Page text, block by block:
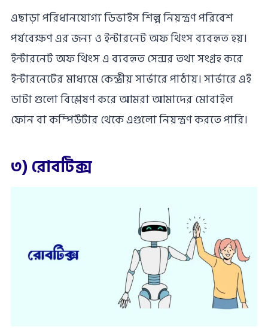
এছাড়া পরিধানযোগ্য ডিভাইস শিল্প নিয়ন্ত্রণ পরিবেশ
পর্যবেক্ষণ এর জন্য ও ইন্টারনেট অফ থিংস ব্যবহৃত হয়।
ইন্টারনেট অফ থিংস এ ব্যবহৃত সেন্সর তথ্য সংগ্রহ করে
ইন্টারনেটের মাধ্যমে কেন্দ্রীয় সার্ভারে পাঠায়। সার্ভারে এই
ডাটা গুলো বিশ্লেষণ করে আমরা আমাদের মোবাইল
ফোন বা কম্পিউটার থেকে এগুলো নিয়ন্ত্রণ করতে পারি।
৩) রোবটিক্স